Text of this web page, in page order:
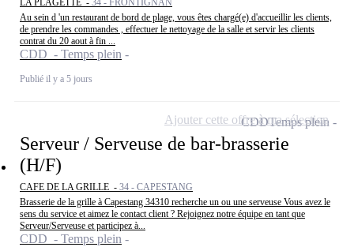
LA PLAGETTE - 34 - FRONTIGNAN
Au sein d 'un restaurant de bord de plage, vous êtes chargé(e) d'accueillir les clients,
de prendre les commandes , effectuer le nettoyage de la salle et servir les clients
contrat du 20 aout à fin ...
CDD - Temps plein
Publié il y a 5 jours
Serveur / Serveuse de bar-brasserie
(H/F)
CAFE DE LA GRILLE - 34 - CAPESTANG
Brasserie de la grille à Capestang 34310 recherche un ou une serveuse Vous avez le
sens du service et aimez le contact client ? Rejoignez notre équipe en tant que
Serveur/Serveuse et participez à...
CDD - Temps plein
CDDTemps plein
Ajouter cette offre à ma sélection